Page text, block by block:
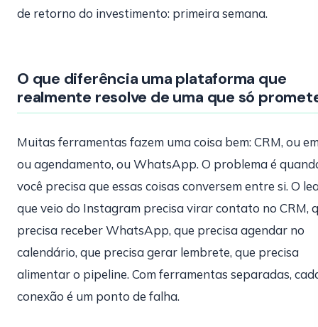
de retorno do investimento: primeira semana.
O que diferência uma plataforma que
realmente resolve de uma que só
Muitas ferramentas fazem uma coisa bem: CRM, ou
ou agendamento, ou WhatsApp. O problema é
você precisa que essas coisas conversem entre si. O
que veio do Instagram precisa virar contato no CRM,
precisa receber WhatsApp, que precisa agendar no
calendário, que precisa gerar lembrete, que precisa
alimentar o pipeline. Com ferramentas separadas,
conexão é um ponto de falha.